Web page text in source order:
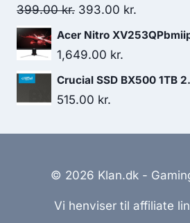
399.00kr. Original
price
was:
393.00 kr.
price
Acer Nitro
1,649.00 kr.
Crucial SSD BX500 1TB
515.00 kr.
© 2026 Klan.dk -
Vi henviser til affiliate